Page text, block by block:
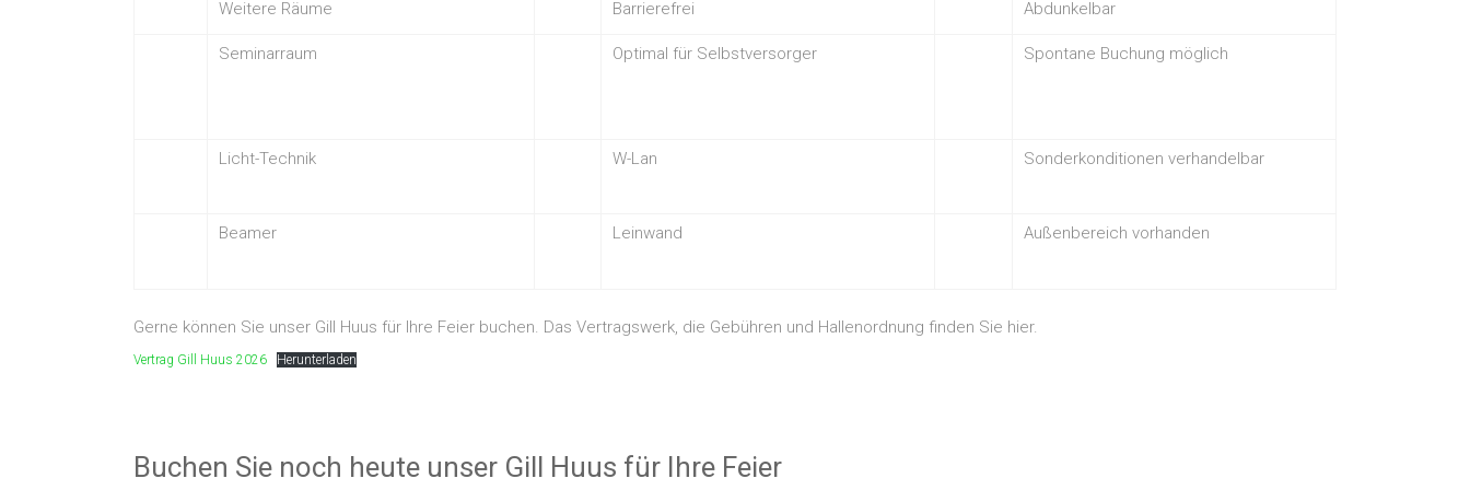
Weitere Räume Barrierefrei Abdunkelbar
Seminarraum Optimal für Selbstversorger Spontane Buchung möglich
Licht-Technik W-Lan Sonderkonditionen verhandelbar
Beamer Leinwand Außenbereich vorhanden
Gerne können Sie unser Gill Huus für Ihre Feier buchen. Das Vertragswerk, die Gebühren und Hallenordnung finden Sie hier.
Vertrag Gill Huus 2026 Herunterladen
Buchen Sie noch heute unser Gill Huus für Ihre Feier